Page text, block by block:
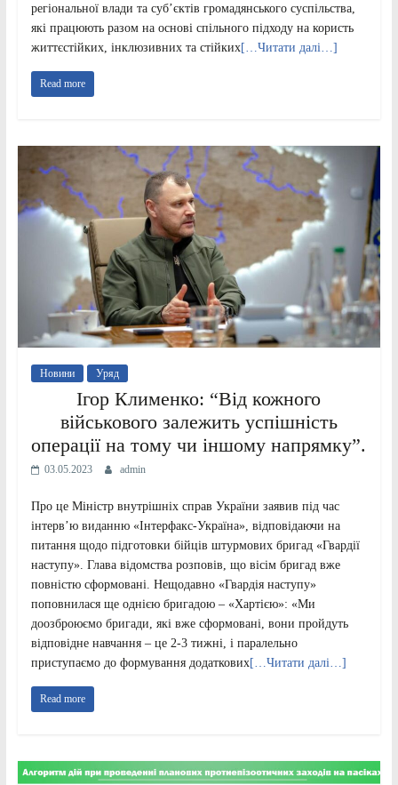
регіональної влади та суб’єктів громадянського суспільства,
які працюють разом на основі спільного підходу на користь
життєстійких, інклюзивних та стійких[…Читати далі…]
Read more
Новини Уряд
Ігор Клименко: “Від кожного
військового залежить успішність
операції на тому чи іншому напрямку”.
03.05.2023 admin
Про це Міністр внутрішніх справ України заявив під час
інтерв’ю виданню «Інтерфакс-Україна», відповідаючи на
питання щодо підготовки бійців штурмових бригад «Гвардії
наступу». Глава відомства розповів, що вісім бригад вже
повністю сформовані. Нещодавно «Гвардія наступу»
поповнилася ще однією бригадою – «Хартією»: «Ми
доозброюємо бригади, які вже сформовані, вони пройдуть
відповідне навчання – це 2-3 тижні, і паралельно
приступаємо до формування додаткових[…Читати далі…]
Read more